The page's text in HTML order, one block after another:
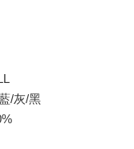
/灰/黑